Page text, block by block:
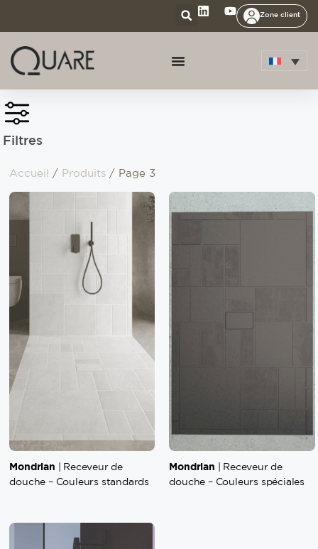
Zone client
Filtres
Accueil / Produits / Page 3
Mondrian | Receveur de
douche – Couleurs standards
Mondrian | Receveur de
douche – Couleurs spéciales